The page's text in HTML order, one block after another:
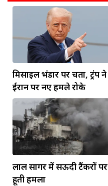
मिसाइल भंडार पर चिंता, ट्रंप ने
ईरान पर नए हमले रोके
लाल सागर में सऊदी टैंकरों पर
हूती हमला